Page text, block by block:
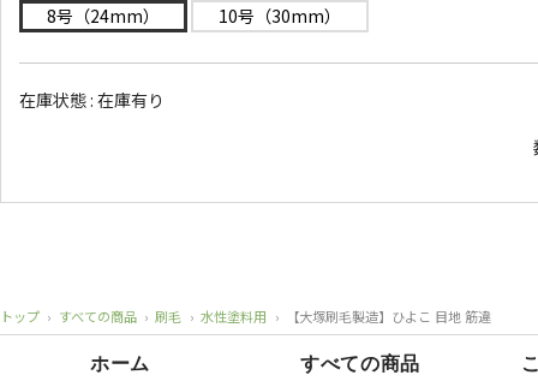
8号（24mm）
10号（30mm）
在庫状態 : 在庫有り
トップ › すべての商品 › 刷毛 › 水性塗料用 › 【大塚刷毛製造】ひよこ 目地 筋違
ホーム すべての商品